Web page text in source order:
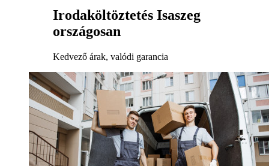
Irodaköltöztetés Isaszeg
országosan
Kedvező árak, valódi garancia